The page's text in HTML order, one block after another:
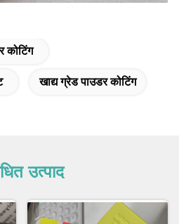
कोटिंग
खाद्य ग्रेड पाउडर कोटिंग
उत्पाद